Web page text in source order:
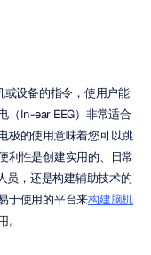
设备的指令，使用户能
（In-ear EEG）非常适合
极的使用意味着您可以跳
利性是创建实用的、日常
员，还是构建辅助技术的
于使用的平台来构建脑机